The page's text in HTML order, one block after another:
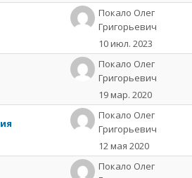
Покало Олег
Григорьевич
10 июл. 2023
Покало Олег
Григорьевич
19 мар. 2020
Покало Олег
Григорьевич
12 мая 2020
Покало Олег